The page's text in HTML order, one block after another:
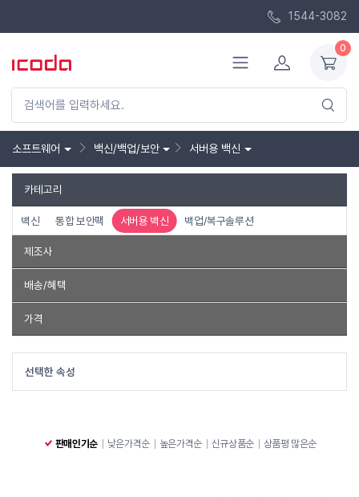
1544-3082
0
소프트웨어 백신/백업/보안 서버용 백신
카테고리
백신 통합 보안팩 서버용 백신 백업/복구솔루션
제조사
이스트소프트
배송/혜택
무료배송
가격
~
선택한 속성
판매인기순 낮은가격순 높은가격순 신규상품순 상품평 많은순